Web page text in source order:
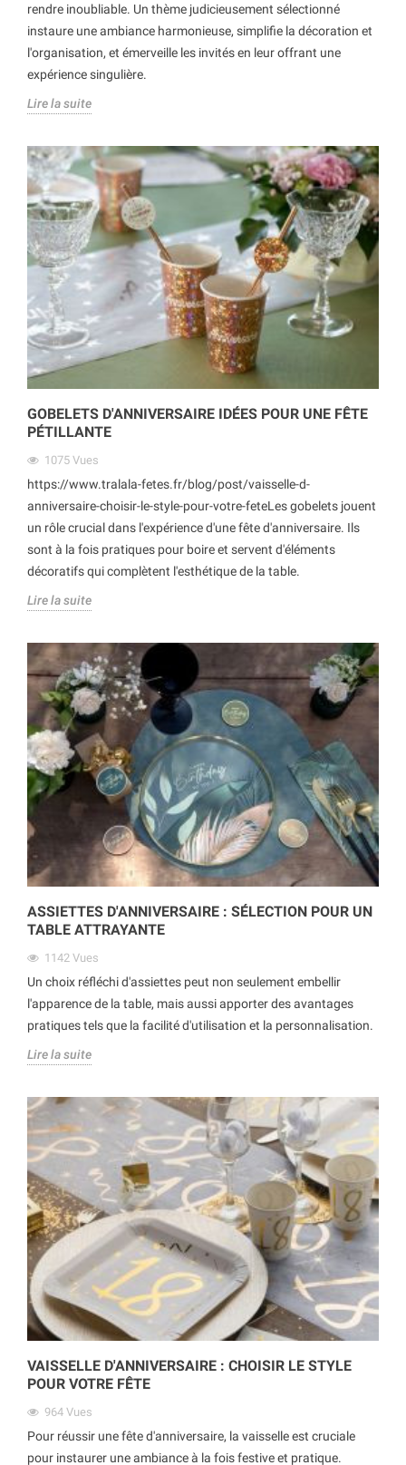
rendre inoubliable. Un thème judicieusement sélectionné
instaure une ambiance harmonieuse, simplifie la décoration et
l'organisation, et émerveille les invités en leur offrant une
expérience singulière.
Lire la suite
GOBELETS D'ANNIVERSAIRE IDÉES POUR UNE FÊTE
PÉTILLANTE
1075 Vues
https://www.tralala-fetes.fr/blog/post/vaisselle-d-
anniversaire-choisir-le-style-pour-votre-feteLes gobelets jouent
un rôle crucial dans l'expérience d'une fête d'anniversaire. Ils
sont à la fois pratiques pour boire et servent d'éléments
décoratifs qui complètent l'esthétique de la table.
Lire la suite
ASSIETTES D'ANNIVERSAIRE : SÉLECTION POUR UN
TABLE ATTRAYANTE
1142 Vues
Un choix réfléchi d'assiettes peut non seulement embellir
l'apparence de la table, mais aussi apporter des avantages
pratiques tels que la facilité d'utilisation et la personnalisation.
Lire la suite
VAISSELLE D'ANNIVERSAIRE : CHOISIR LE STYLE
POUR VOTRE FÊTE
964 Vues
Pour réussir une fête d'anniversaire, la vaisselle est cruciale
pour instaurer une ambiance à la fois festive et pratique.